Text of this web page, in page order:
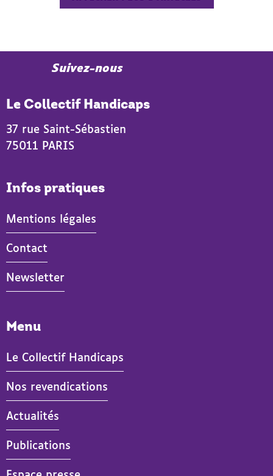
Suivez-nous
Twitter
LinkedIn
YouTube
Instagram
Le Collectif Handicaps
37 rue Saint-Sébastien
75011 PARIS
Infos pratiques
Mentions légales
Contact
Newsletter
Menu
Le Collectif Handicaps
Nos revendications
Actualités
- Actif
Publications